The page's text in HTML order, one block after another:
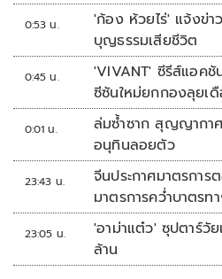
0:53 น.
'ก้อง ห้วยไร่' แจ้งข่
บุญธรรมเสียชีวิต
0:45 น.
'VIVANT' ซีรีส์แอค
ซีซันใหม่ยกกองลุยเดื
0:01 น.
ล่มซ้ำซาก สุญญากาศกสทช. ส
อนุทินลอยตัว
23:43 น.
จีนประกาศมาตรการ
มาตรการคว่ำบาตรท
23:05 น.
'อาม่าแต๋ว' ซุปตาร์วั
ล้าน